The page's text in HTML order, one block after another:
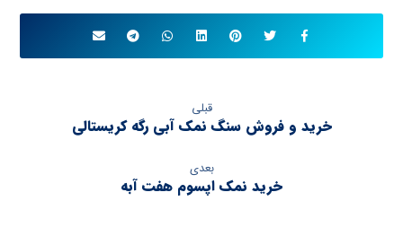
قبلی
خرید و فروش سنگ نمک آبی رگه کریستالی
بعدی
خرید نمک اپسوم هفت آبه